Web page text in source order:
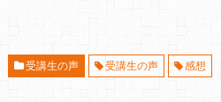
受講生の声 受講生の声 感想